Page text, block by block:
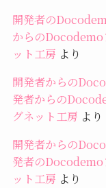
開発者の
からの
ット工房 より
開発者からの
発者からの
グネット工房 より
開発者からの
発者の
ット工房 より